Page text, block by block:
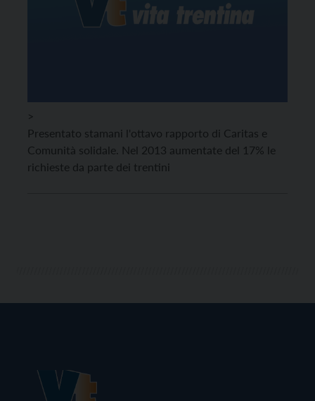
>
Presentato stamani l'ottavo rapporto di Caritas e
Comunità solidale. Nel 2013 aumentate del 17% le
richieste da parte dei trentini